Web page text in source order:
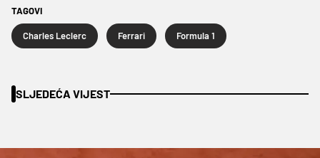
TAGOVI
Charles Leclerc Ferrari Formula 1
SLJEDEĆA VIJEST